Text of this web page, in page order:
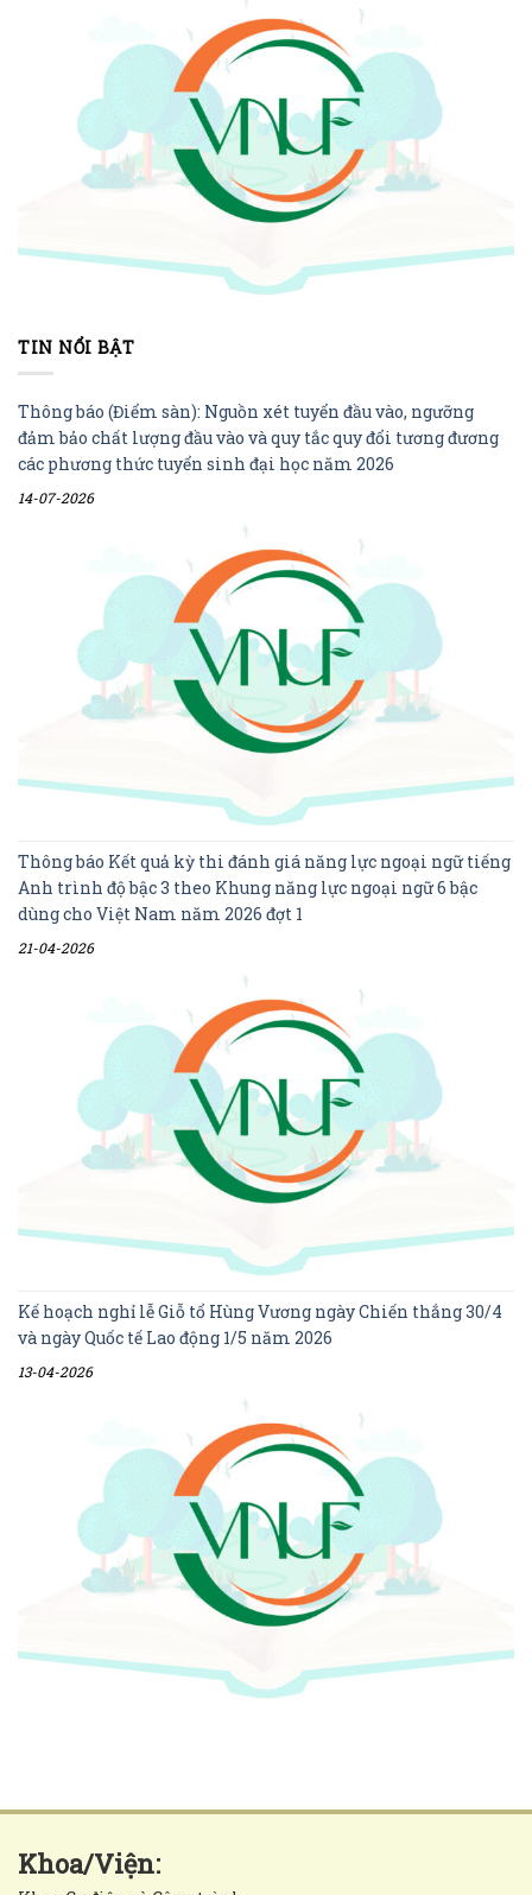
TIN NỔI BẬT
Thông báo (Điểm sàn): Nguồn xét tuyển đầu vào, ngưỡng
đảm bảo chất lượng đầu vào và quy tắc quy đổi tương đương
các phương thức tuyển sinh đại học năm 2026
14-07-2026
Thông báo Kết quả kỳ thi đánh giá năng lực ngoại ngữ tiếng
Anh trình độ bậc 3 theo Khung năng lực ngoại ngữ 6 bậc
dùng cho Việt Nam năm 2026 đợt 1
21-04-2026
Kế hoạch nghỉ lễ Giỗ tổ Hùng Vương ngày Chiến thắng 30/4
và ngày Quốc tế Lao động 1/5 năm 2026
13-04-2026
Khoa/Viện: